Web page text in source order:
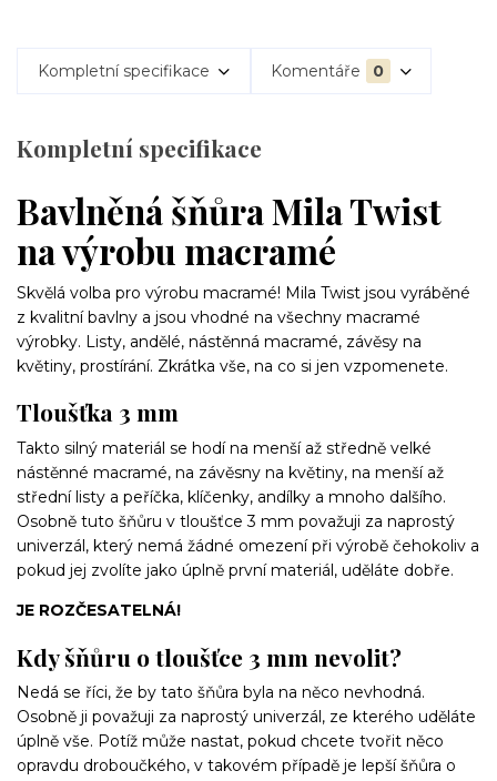
Kompletní specifikace Komentáře 0
Kompletní specifikace
Bavlněná šňůra Mila Twist
na výrobu macramé
Skvělá volba pro výrobu macramé! Mila Twist jsou vyráběné
z kvalitní bavlny a jsou vhodné na všechny macramé
výrobky. Listy, andělé, nástěnná macramé, závěsy na
květiny, prostírání. Zkrátka vše, na co si jen vzpomenete.
Tloušťka 3 mm
Takto silný materiál se hodí na menší až středně velké
nástěnné macramé, na závěsny na květiny, na menší až
střední listy a peříčka, klíčenky, andílky a mnoho dalšího.
Osobně tuto šňůru v tloušťce 3 mm považuji za naprostý
univerzál, který nemá žádné omezení při výrobě čehokoliv a
pokud jej zvolíte jako úplně první materiál, uděláte dobře.
JE ROZČESATELNÁ!
Kdy šňůru o tloušťce 3 mm nevolit?
Nedá se říci, že by tato šňůra byla na něco nevhodná.
Osobně ji považuji za naprostý univerzál, ze kterého uděláte
úplně vše. Potíž může nastat, pokud chcete tvořit něco
opravdu droboučkého, v takovém případě je lepší šňůra o